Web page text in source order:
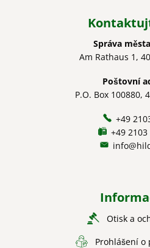
Správa
Am Rathaus 1,
Poštovní
P.O. Box 100880,
+49
+49 2103
Otisk a
Prohlášení